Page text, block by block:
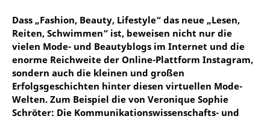
Dass „Fashion, Beauty, Lifestyle“ das neue „Lesen,
Reiten, Schwimmen“ ist, beweisen nicht nur die
vielen Mode- und Beautyblogs im Internet und die
enorme Reichweite der Online-Plattform Instagram,
sondern auch die kleinen und großen
Erfolgsgeschichten hinter diesen virtuellen Mode-
Welten. Zum Beispiel die von Veronique Sophie
Schröter: Die Kommunikationswissenschafts- und